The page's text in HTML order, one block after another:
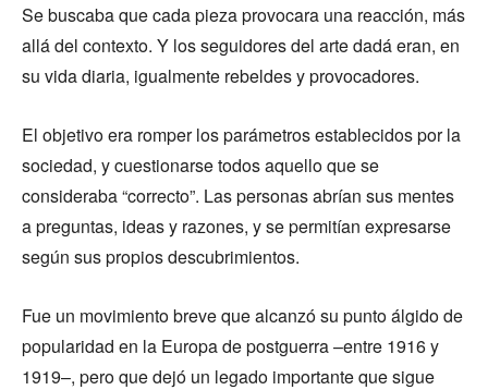
Se buscaba que cada pieza provocara una reacción, más
allá del contexto. Y los seguidores del arte dadá eran, en
su vida diaria, igualmente rebeldes y provocadores.
El objetivo era romper los parámetros establecidos por la
sociedad, y cuestionarse todos aquello que se
consideraba “correcto”. Las personas abrían sus mentes
a preguntas, ideas y razones, y se permitían expresarse
según sus propios descubrimientos.
Fue un movimiento breve que alcanzó su punto álgido de
popularidad en la Europa de postguerra –entre 1916 y
1919–, pero que dejó un legado importante que sigue